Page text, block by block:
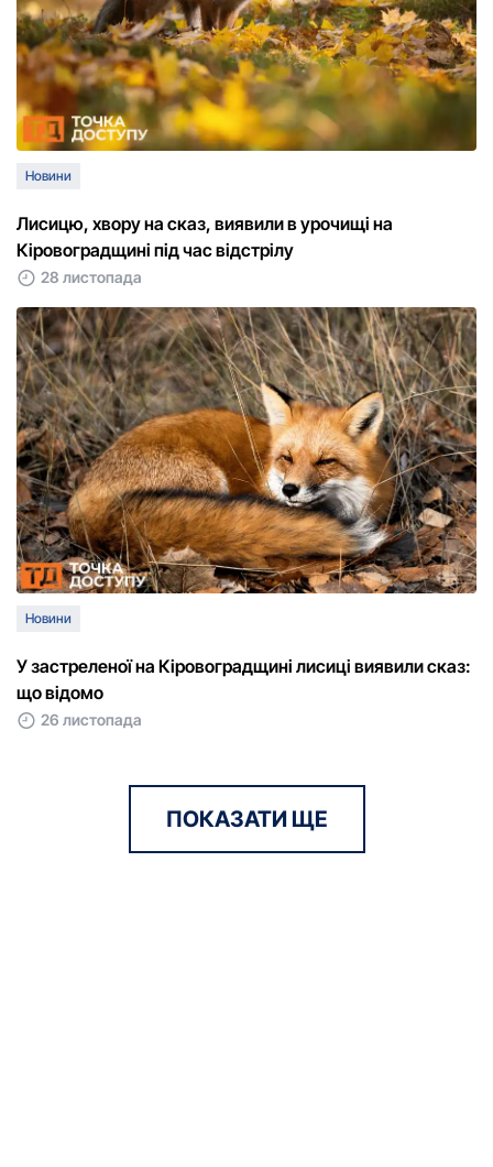
Новини
Лисицю, хвору на сказ, виявили в урочищі на
Кіровоградщині під час відстрілу
28 листопада
Новини
У застреленої на Кіровоградщині лисиці виявили сказ:
що відомо
26 листопада
ПОКАЗАТИ ЩЕ